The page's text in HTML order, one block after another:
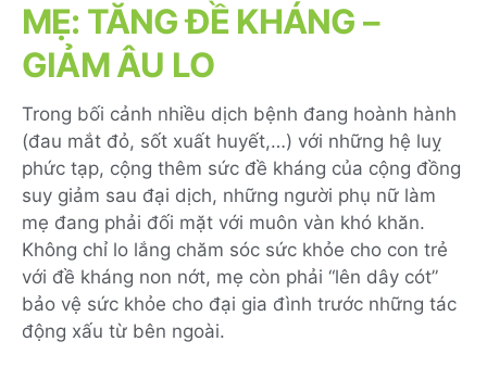
MẸ: TĂNG ĐỀ KHÁNG –
GIẢM ÂU LO
Trong bối cảnh nhiều dịch bệnh đang hoành hành
(đau mắt đỏ, sốt xuất huyết,…) với những hệ luỵ
phức tạp, cộng thêm sức đề kháng của cộng đồng
suy giảm sau đại dịch, những người phụ nữ làm
mẹ đang phải đối mặt với muôn vàn khó khăn.
Không chỉ lo lắng chăm sóc sức khỏe cho con trẻ
với đề kháng non nớt, mẹ còn phải “lên dây cót”
bảo vệ sức khỏe cho đại gia đình trước những tác
động xấu từ bên ngoài.